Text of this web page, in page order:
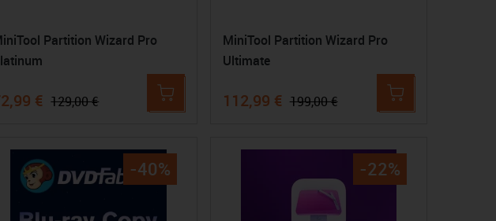
Partition Wizard Pro
€ 129,00 €
MiniTool Partition Wizard Pro
Ultimate
112,99 € 199,00 €
-40% -22%